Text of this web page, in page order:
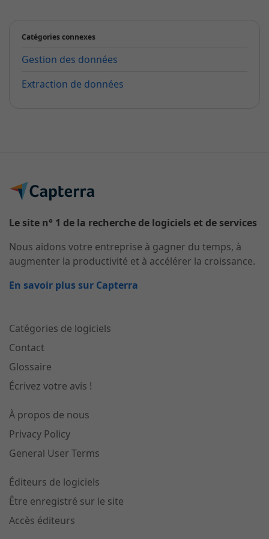
Catégories connexes
Gestion des données
Extraction de données
Le site n° 1 de la recherche de logiciels et de services
Nous aidons votre entreprise à gagner du temps, à
augmenter la productivité et à accélérer la croissance.
En savoir plus sur Capterra
Catégories de logiciels
Contact
Glossaire
Écrivez votre avis !
À propos de nous
Privacy Policy
General User Terms
Éditeurs de logiciels
Être enregistré sur le site
Accès éditeurs